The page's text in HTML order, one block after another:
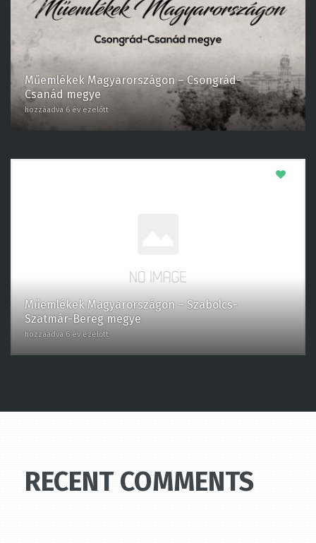
Műemlékek Magyarországon – Csongrád-
Csanád megye
hozzáadva 6 év ezelőtt
Műemlékek Magyarországon – Szabolcs-
Szatmár-Bereg megye
hozzáadva 6 év ezelőtt